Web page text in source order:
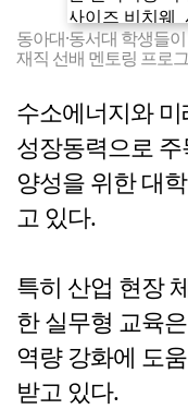
동아대·동서대 학생들
재직 선배 멘토링 프로
수소에너지와
성장동력으로
양성을 위한 대
고 있다.
특히 산업 현장
한 실무형 교육
역량 강화에 도
받고 있다.